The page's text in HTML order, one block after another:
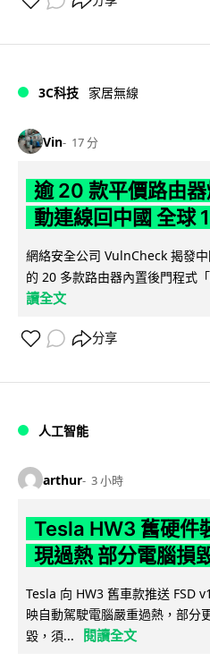
3C科技 家居無線
Vin 17 分
逾 20 款平價路由
動連線回中國 全球
網絡安全公司 VulnCheck 揭發
的 20 多款路由器內置後門程式
讀全文
分享
人工智能
arthur 3 小時
Tesla HW3 舊硬件
現過熱 部分電腦損
Tesla 向 HW3 舊車款推送 FSD
映自動駕駛電腦嚴重過熱，部分
毀，須...
閱讀全文